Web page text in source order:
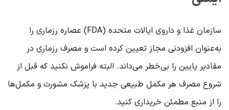
سازمان غذا و داروی ایالات متحده (FDA) عصاره رزماری را
به‌عنوان افزودنی مجاز تعیین کرده است و مصرف رزماری در
مقادیر پایین را بی‌خطر می‌داند. البته فراموش نکنید که قبل از
شروع مصرف هر مکمل طبیعی جدید با پزشک مشورت و مکمل‌ها
را از منبع مطمئن خریداری کنید.